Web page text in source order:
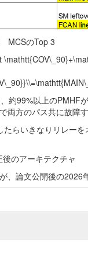
MCSのTop 3
99%以上のPMHF
方のパス共に故障す
らいきなりリレーを
のアーキテクチャ
論文公開後の2026